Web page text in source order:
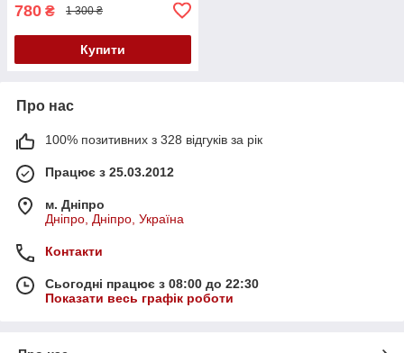
780 ₴ 1 300 ₴
Купити
Про нас
100% позитивних з 328 відгуків за рік
Працює з 25.03.2012
м. Дніпро
Дніпро, Дніпро, Україна
Контакти
Сьогодні працює з 08:00 до 22:30
Показати весь графік роботи